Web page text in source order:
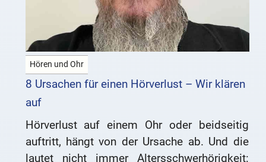
Hören und Ohr
8 Ursachen für einen Hörverlust – Wir klären
auf
Hörverlust auf einem Ohr oder beidseitig
auftritt, hängt von der Ursache ab. Und die
lautet nicht immer Altersschwerhörigkeit: